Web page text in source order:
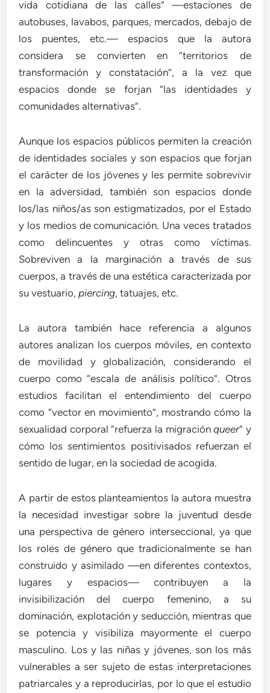
vida cotidiana de las calles” —estaciones de
autobuses, lavabos, parques, mercados, debajo de
los puentes, etc.— espacios que la autora
considera se convierten en “territorios de
transformación y constatación”, a la vez que
espacios donde se forjan “las identidades y
comunidades alternativas”.
Aunque los espacios públicos permiten la creación
de identidades sociales y son espacios que forjan
el carácter de los jóvenes y les permite sobrevivir
en la adversidad, también son espacios donde
los/las niños/as son estigmatizados, por el Estado
y los medios de comunicación. Una veces tratados
como delincuentes y otras como víctimas.
Sobreviven a la marginación a través de sus
cuerpos, a través de una estética caracterizada por
su vestuario,piercing, tatuajes, etc.
La autora también hace referencia a algunos
autores analizan los cuerpos móviles, en contexto
de movilidad y globalización, considerando el
cuerpo como “escala de análisis político”. Otros
estudios facilitan el entendimiento del cuerpo
como “vector en movimiento”, mostrando cómo la
sexualidad corporal “refuerza la migraciónqueer” y
cómo los sentimientos positivisados refuerzan el
sentido de lugar, en la sociedad de acogida.
A partir de estos planteamientos la autora muestra
la necesidad investigar sobre la juventud desde
una perspectiva de género interseccional, ya que
los roles de género que tradicionalmente se han
construido y asimilado —en diferentes contextos,
lugares y espacios— contribuyen a la
invisibilización del cuerpo femenino, a su
dominación, explotación y seducción, mientras que
se potencia y visibiliza mayormente el cuerpo
masculino. Los y las niñas y jóvenes, son los más
vulnerables a ser sujeto de estas interpretaciones
patriarcales y a reproducirlas, por lo que el estudio